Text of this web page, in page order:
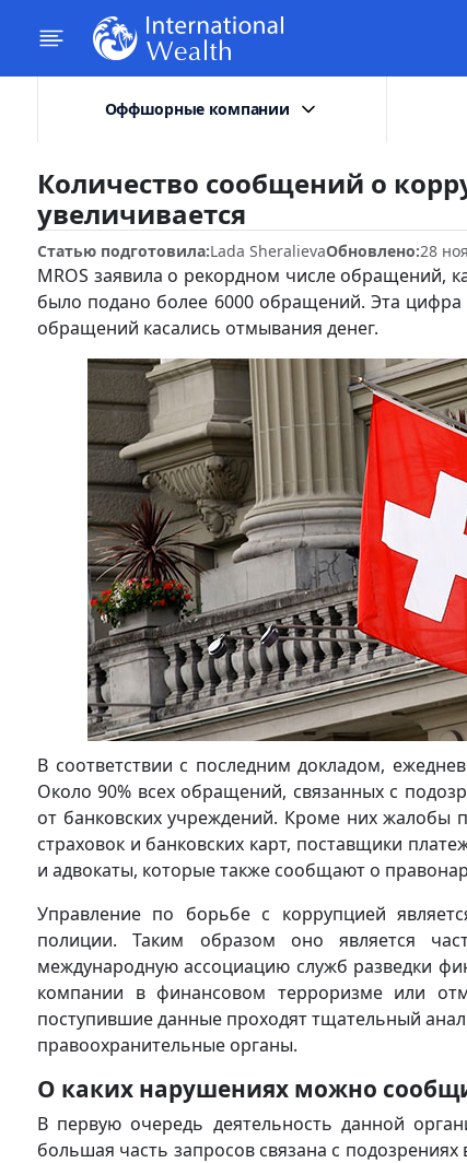
Оффшорные компании
Количество сообщений о
увеличивается
Статью подготовила:Lada SheralievaОбновлено:28
MROS заявила о рекордном числе обращений,
было подано более 6000 обращений. Эта цифра
обращений касались отмывания денег.
В соответствии с последним докладом,
Около 90% всех обращений, связанных с
от банковских учреждений. Кроме них
страховок и банковских карт, поставщики
и адвокаты, которые также сообщают о
Управление по борьбе с коррупцией
полиции. Таким образом оно является
международную ассоциацию служб разведки
компании в финансовом терроризме или
поступившие данные проходят тщательный
правоохранительные органы.
О каких нарушениях можно
В первую очередь деятельность данной
большая часть запросов связана с